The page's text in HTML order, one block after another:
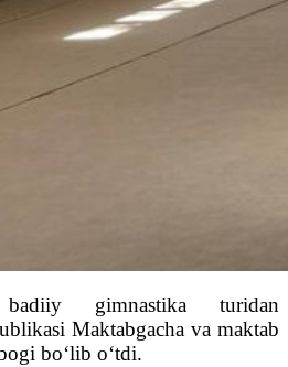
gimnastika turidan
Maktabgacha va maktab
bo‘lib o‘tdi.